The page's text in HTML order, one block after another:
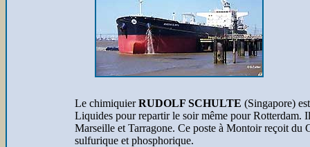
Le chimiquierRUDOLF SCHULTE (Singapore)
Liquides pour repartir le soir même pour Rotterdam.
Marseille et Tarragone. Ce poste à Montoir reçoit du
sulfurique et phosphorique.